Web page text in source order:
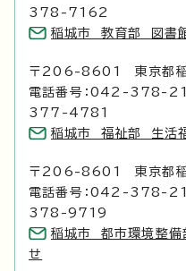
378-7162
稲城市 教育部 図書
〒206-8601 東京都稲
電話番号：042-378-
377-4781
稲城市 福祉部 生活
〒206-8601 東京都稲
電話番号：042-378-
378-9719
稲城市 都市環境整備
せ